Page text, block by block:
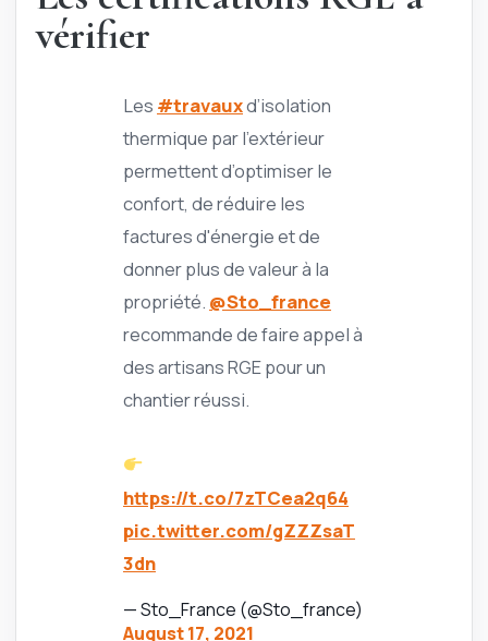
vérifier
Les #travauxd’isolation
thermique par l’extérieur
permettent d’optimiser le
confort, de réduire les
factures d'énergie et de
donner plus de valeur à la
propriété. @Sto_france
recommande de faire appel à
des artisans RGE pour un
chantier réussi.
https://t.co/7zTCea2q64
pic.twitter.com/gZZZsaT
3dn
— Sto_France (@Sto_france)
August 17, 2021